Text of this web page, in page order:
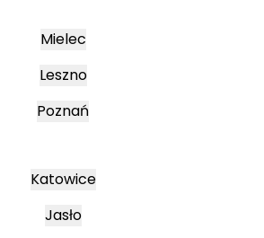
Mielec
Leszno
Poznań
Katowice
Jasło